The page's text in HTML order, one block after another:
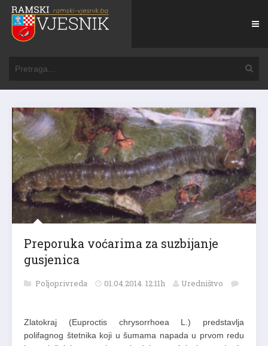
Preporuka voćarima za suzbijanje
gusjenica
Poljoprivreda 01.04.2014. 12:11h Uredništvo
Zlatokraj (Euproctis chrysorrhoea L.) predstavlja
polifagnog štetnika koji u šumama napada u prvom redu